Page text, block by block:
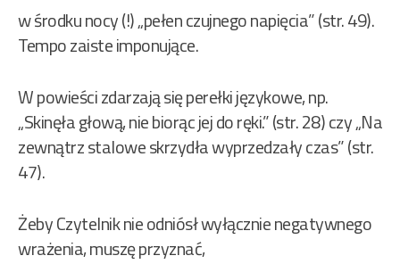
w środku nocy (!) „pełen czujnego napięcia” (str. 49).
Tempo zaiste imponujące.
W powieści zdarzają się perełki językowe, np.
„Skinęła głową, nie biorąc jej do ręki.” (str. 28) czy „Na
zewnątrz stalowe skrzydła wyprzedzały czas” (str.
47).
Żeby Czytelnik nie odniósł wyłącznie negatywnego
wrażenia, muszę przyznać,